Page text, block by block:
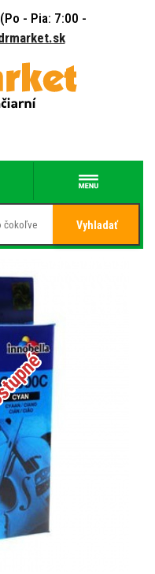
(Po - Pia: 7:00 -
Vyhladať